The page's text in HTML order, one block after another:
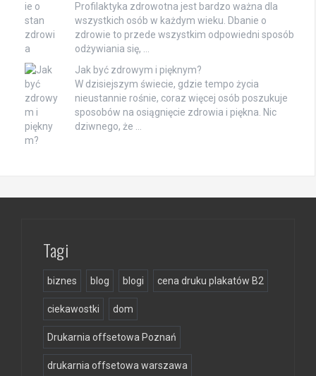
Profilaktyka zdrowotna jest bardzo ważna dla
wszystkich osób w każdym wieku. Dbanie o
zdrowie to przede wszystkim odpowiedni sposób
odżywiania się, …
Jak być zdrowym i pięknym?
W dzisiejszym świecie, gdzie tempo życia
nieustannie rośnie, coraz więcej osób poszukuje
sposobów na osiągnięcie zdrowia i piękna. Nic
dziwnego, że …
Tagi
biznes blog blogi cena druku plakatów B2
ciekawostki dom
Drukarnia offsetowa Poznań
drukarnia offsetowa warszawa